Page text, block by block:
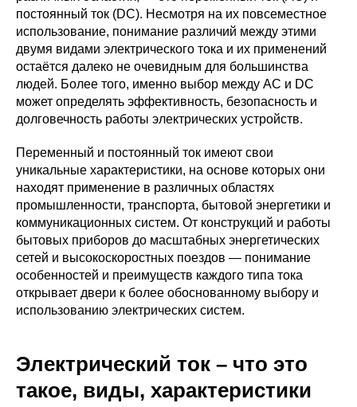
постоянный ток (DC). Несмотря на их повсеместное
использование, понимание различий между этими
двумя видами электрического тока и их применений
остаётся далеко не очевидным для большинства
людей. Более того, именно выбор между AC и DC
может определять эффективность, безопасность и
долговечность работы электрических устройств.
Переменный и постоянный ток имеют свои
уникальные характеристики, на основе которых они
находят применение в различных областях
промышленности, транспорта, бытовой энергетики и
коммуникационных систем. От конструкций и работы
бытовых приборов до масштабных энергетических
сетей и высокоскоростных поездов — понимание
особенностей и преимуществ каждого типа тока
открывает двери к более обоснованному выбору и
использованию электрических систем.
Электрический ток – что это
такое, виды, характеристики